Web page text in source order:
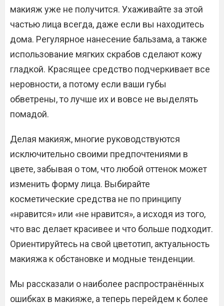
макияж уже не получится. Ухаживайте за этой
частью лица всегда, даже если вы находитесь
дома. Регулярное нанесение бальзама, а также
использование мягких скрабов сделают кожу
гладкой. Красящее средство подчеркивает все
неровности, а потому если ваши губы
обветрены, то лучше их и вовсе не выделять
помадой.
Делая макияж, многие руководствуются
исключительно своими предпочтениями в
цвете, забывая о том, что любой оттенок может
изменить форму лица. Выбирайте
косметические средства не по принципу
«нравится» или «не нравится», а исходя из того,
что вас делает красивее и что больше подходит.
Ориентируйтесь на свой цветотип, актуальность
макияжа к обстановке и модные тенденции.
Мы рассказали о наиболее распространённых
ошибках в макияже, а теперь перейдем к более